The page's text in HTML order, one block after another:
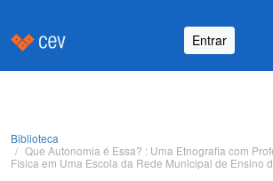
Entrar
Biblioteca
Que Autonomia é Essa? : Uma Etnografia com
Física em Uma Escola da Rede Municipal de Ensino